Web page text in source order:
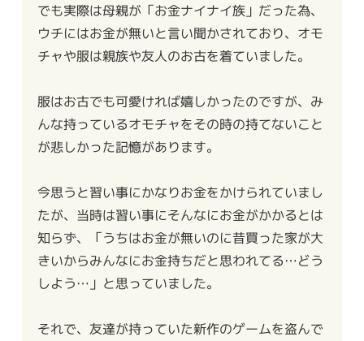
でも実際は母親が「お金ナイナイ族」だった為、
ウチにはお金が無いと言い聞かされており、オモ
チャや服は親族や友人のお古を着ていました。
服はお古でも可愛ければ嬉しかったのですが、み
んな持っているオモチャをその時の持てないこと
が悲しかった記憶があります。
今思うと習い事にかなりお金をかけられていまし
たが、当時は習い事にそんなにお金がかかるとは
知らず、「うちはお金が無いのに昔買った家が大
きいからみんなにお金持ちだと思われてる…どう
しよう…」と思っていました。
それで、友達が持っていた新作のゲームを盗んで